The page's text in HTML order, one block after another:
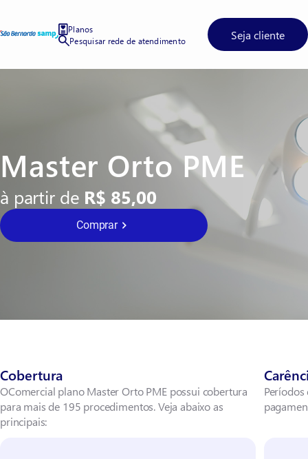
Planos
Pesquisar rede de atendimento
Seja cliente
Master Orto PME
à partir de R$ 85,00
Comprar
Cobertura
OComercial plano Master Orto PME possui cobertura
para mais de 195 procedimentos. Veja abaixo as
principais: